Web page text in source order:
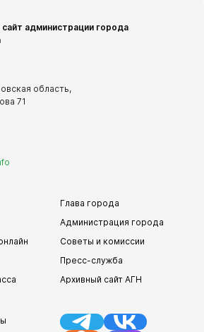
администрации города
область,
71
Глава города
Администрация города
Советы и комиссии
Пресс-служба
Архивный сайт АГН